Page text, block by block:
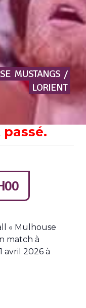
MUSTANGS /
LORIENT
« Mulhouse
match à
avril 2026 à